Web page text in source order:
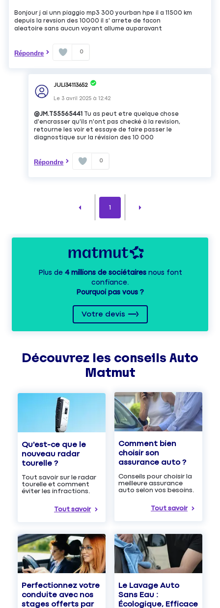
Bonjour j ai unn piaggio mp3 300 yourban hpe il a 11500 km
depuis la revsion des 10000 il s' arrete de facon
aleatoire sans aucun voyant allume auparavant
Répondre 0
JULI34113652
Le 3 avril 2025 à12:42
@JM.T55565441 Tu as peut etre quelque chose
d'encrasser qu'ils n'ont pas checké à la revision,
retourne les voir et essaye de faire passer le
diagnostique sur la révision des 10 000
Répondre 0
1
Plus de 4 millions de sociétairesnous font
confiance.
Pourquoi pas vous ?
Votre devis
Découvrez les conseils Auto
Matmut
Qu'est-ce que le
nouveau radar
tourelle ?
Tout savoir sur le radar
tourelle et comment
éviter les infractions.
Tout savoir
Comment bien
choisir son
assurance auto ?
Conseils pour choisir la
meilleure assurance
auto selon vos besoins.
Tout savoir
Perfectionnez votre
conduite avec nos
stages offerts par
Le Lavage Auto
Sans Eau :
Écologique, Efficace